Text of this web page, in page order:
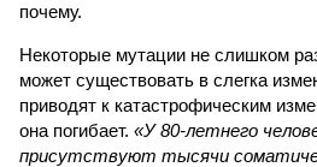
почему.
Некоторые мутации не слишком
может существовать в слегка
приводят к катастрофическим
она погибает. «У 80-летнего
присутствуют тысячи